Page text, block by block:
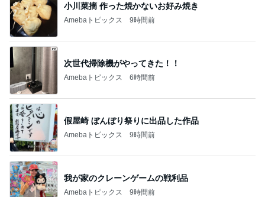
小川菜摘 作った焼かないお好み焼き
Amebaトピックス 9時間前
次世代掃除機がやってきた！！
Amebaトピックス 6時間前
假屋崎 ぼんぼり祭りに出品した作品
Amebaトピックス 9時間前
我が家のクレーンゲームの戦利品
Amebaトピックス 9時間前